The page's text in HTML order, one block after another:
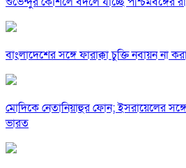
বাংলাদেশের সঙ্গে ফারাক্কা চুক্তি নবায়ন না
মোদিকে নেতানিয়াহুর ফোন; ইসরায়েলের
ভারত